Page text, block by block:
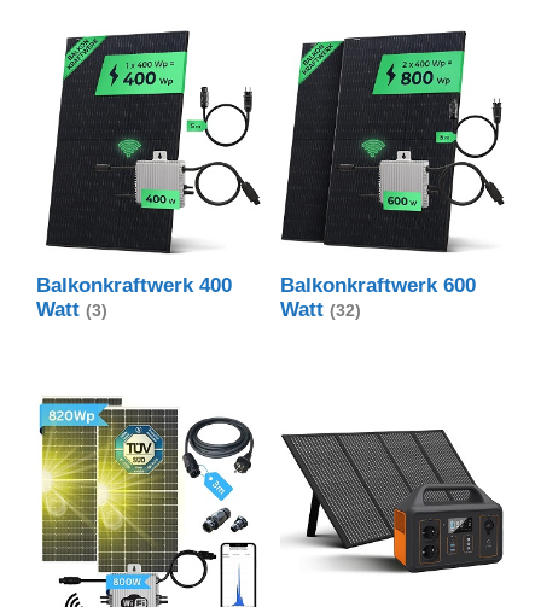
Balkonkraftwerk 400
Watt (3)
Balkonkraftwerk 600
Watt (32)